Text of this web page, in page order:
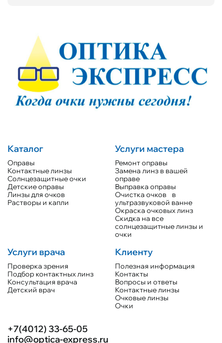
Каталог
Оправы
Контактные линзы
Солнцезащитные очки
Детские оправы
Линзы для очков
Растворы и капли
Услуги мастера
Ремонт оправы
Замена линз в вашей
оправе
Выправка оправы
Очистка очков в
ультразвуковой ванне
Окраска очковых линз
Скидка на все
солнцезащитные линзы и
очки
Услуги врача
Проверка зрения
Подбор контактных линз
Консультация врача
Детский врач
Клиенту
Полезная информация
Контакты
Вопросы и ответы
Контактные линзы
Очковые линзы
Очки
+7(4012) 33-65-05
info@optica-express.ru